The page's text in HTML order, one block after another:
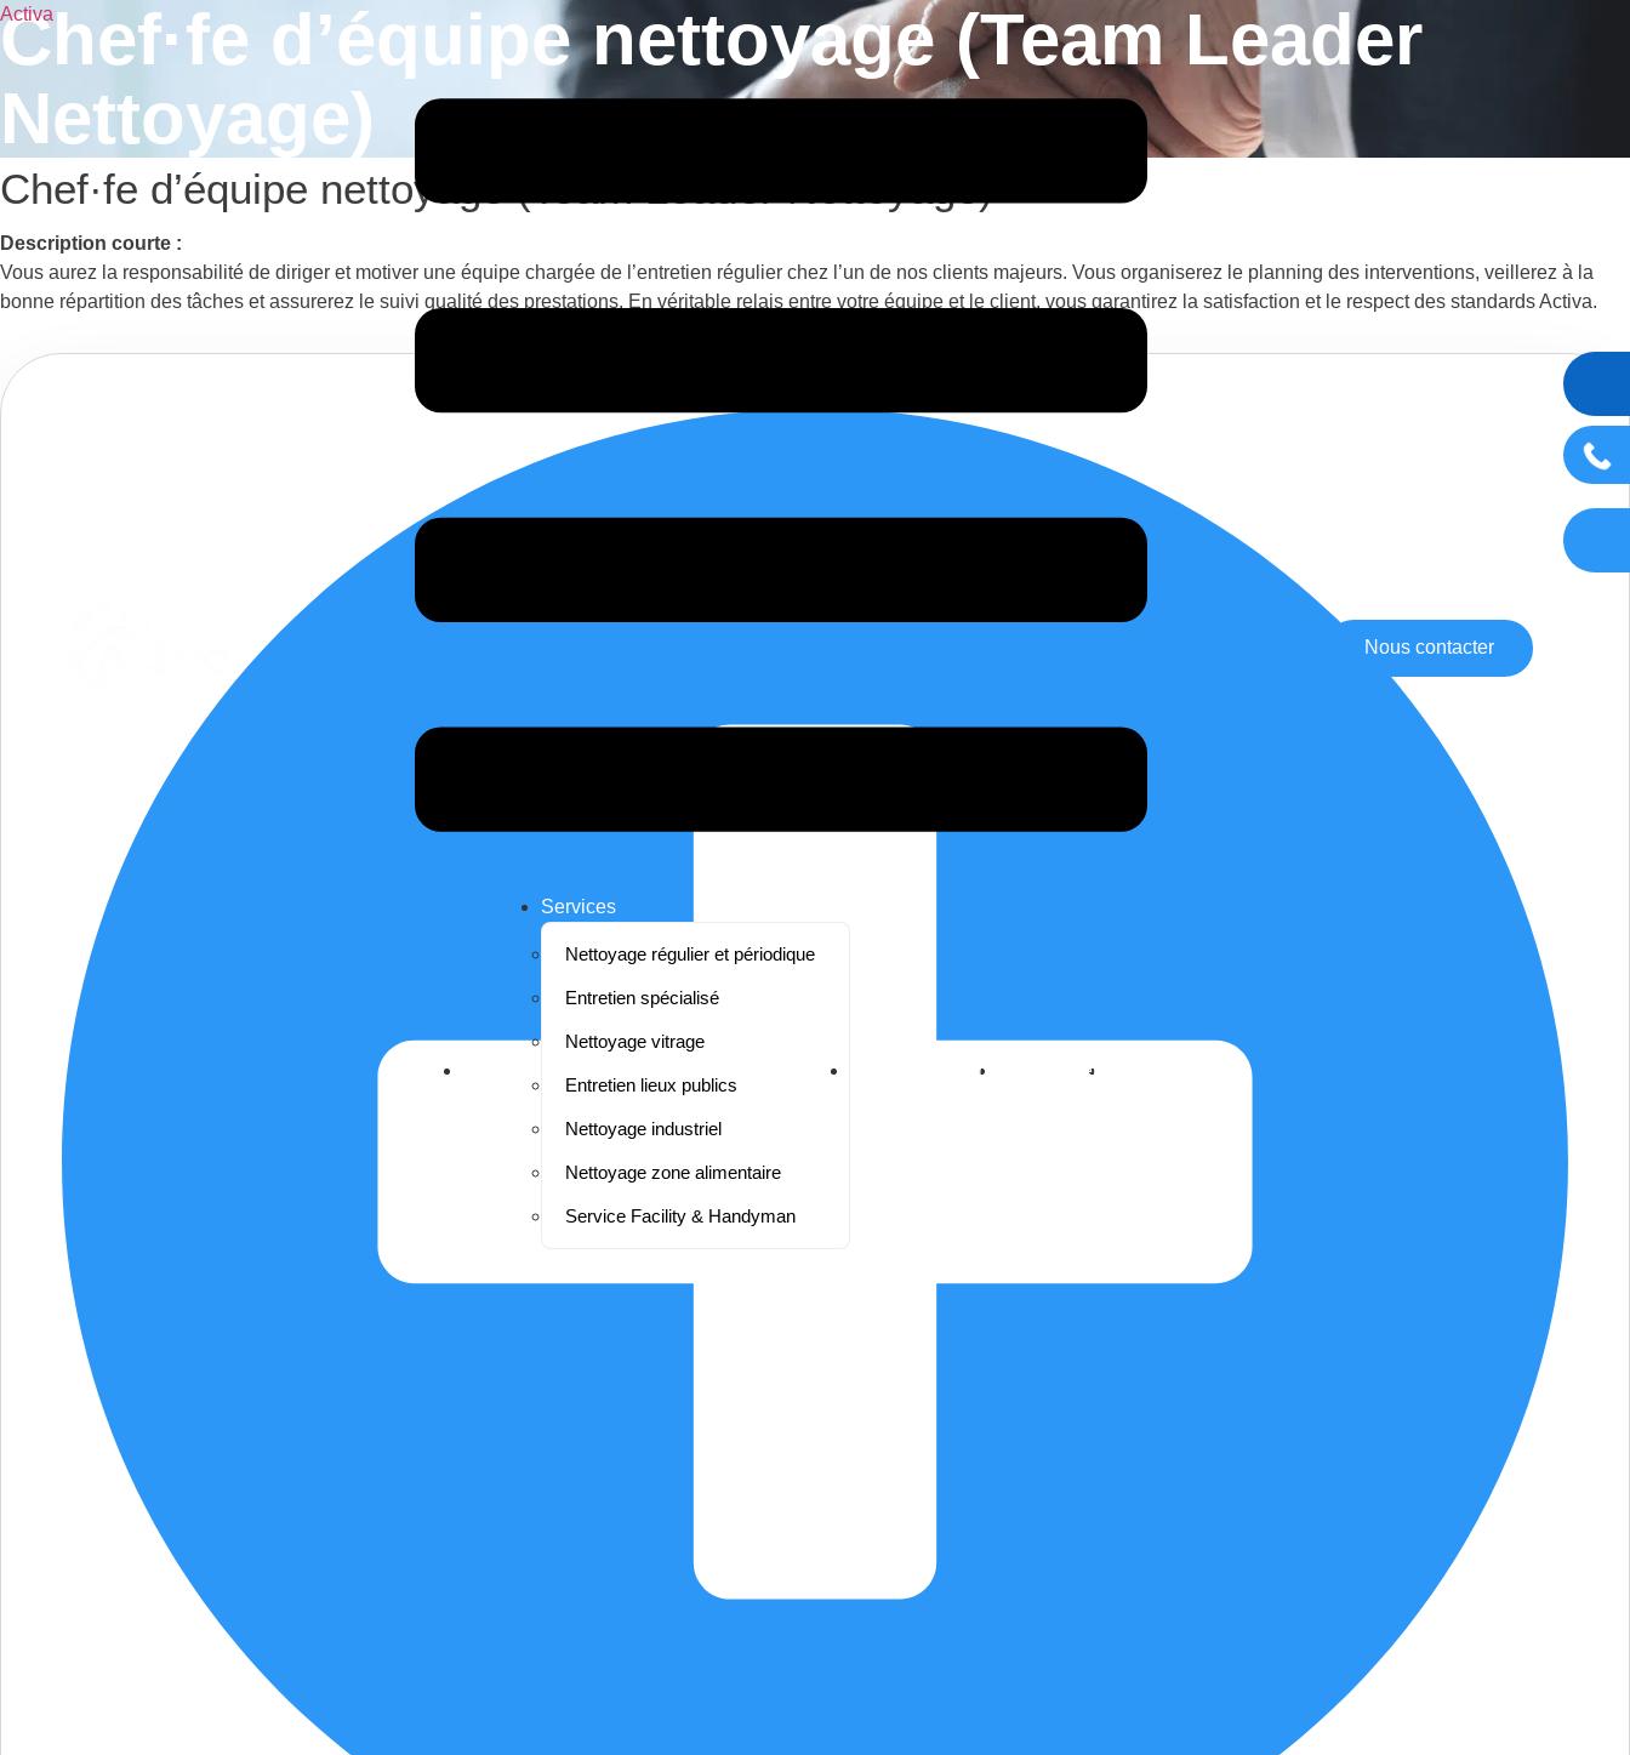
Activa
Menu
Services
Nettoyage régulier et périodique
Entretien spécialisé
Nettoyage vitrage
Entretien lieux publics
Nettoyage industriel
Nettoyage zone alimentaire
Service Facility & Handyman
Nos certifications Recrutement
Nous contacter
Chef·fe d’équipe nettoyage (Team Leader
Nettoyage)
Chef·fe d’équipe nettoyage (Team Leader Nettoyage)
Description courte :
Vous aurez la responsabilité de diriger et motiver une équipe chargée de l’entretien régulier chez l’un de nos clients majeurs. Vous organiserez le planning des interventions, veillerez à la
bonne répartition des tâches et assurerez le suivi qualité des prestations. En véritable relais entre votre équipe et le client, vous garantirez la satisfaction et le respect des standards Activa.